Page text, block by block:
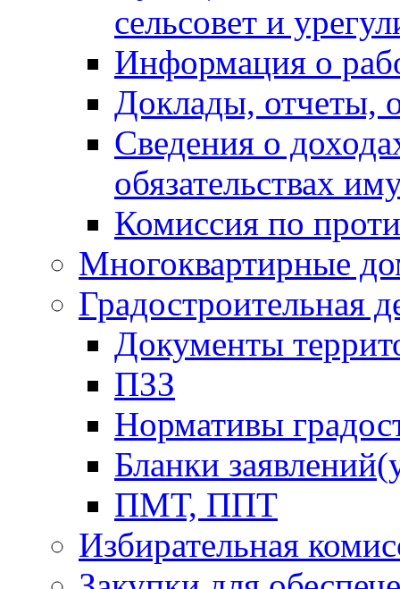
сельсовет и
Информация о
Доклады, отчеты,
Сведения о
обязательствах
Комиссия по
Многоквартирные
Градостроительная
Документы
ПЗЗ
Нормативы
Бланки
ПМТ, ППТ
Избирательная